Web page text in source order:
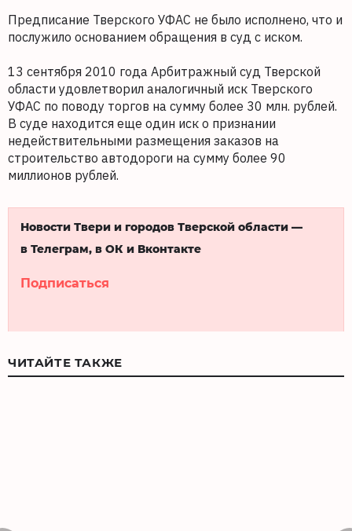
Предписание Тверского УФАС не было исполнено, что и
послужило основанием обращения в суд с иском.
13 сентября 2010 года Арбитражный суд Тверской
области удовлетворил аналогичный иск Тверского
УФАС по поводу торгов на сумму более 30 млн. рублей.
В суде находится еще один иск о признании
недействительными размещения заказов на
строительство автодороги на сумму более 90
миллионов рублей.
Новости Твери и городов Тверской области —
в Телеграм, в ОК и Вконтакте
Подписаться
ЧИТАЙТЕ ТАКЖЕ